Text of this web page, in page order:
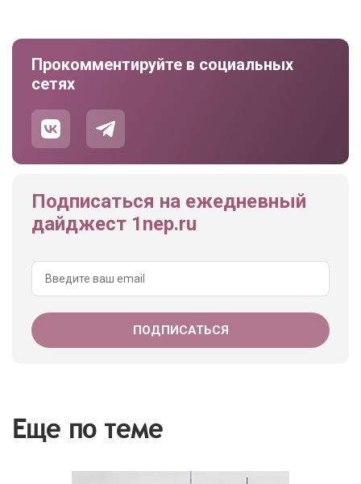
Прокомментируйте в социальных
сетях
Подписаться на ежедневный
дайджест 1nep.ru
Еще по теме